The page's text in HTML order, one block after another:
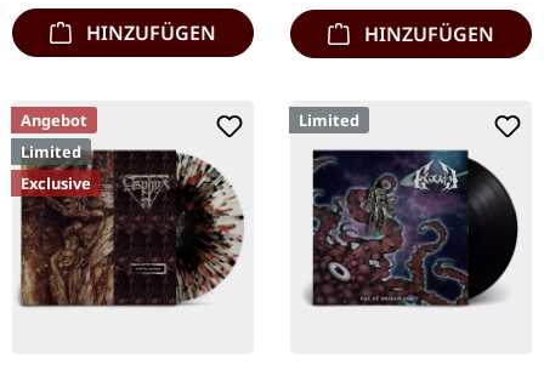
HINZUFÜGEN HINZUFÜGEN
Angebot
Limited
Exclusive
Limited